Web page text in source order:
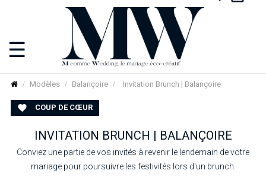
Basculer
la
navigation
☰
Modèles Balançoire Invitation Brunch | Balançoire
 COUP DE CŒUR
INVITATION BRUNCH | BALANÇOIRE
Conviez une partie de vos invités à revenir le lendemain de votre
mariage pour poursuivre les festivités lors d'un brunch.